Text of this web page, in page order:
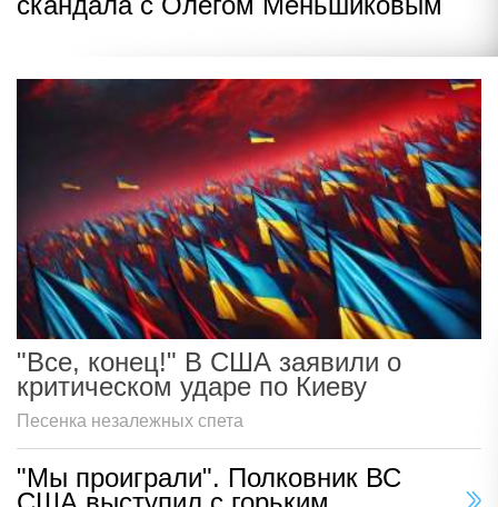
"Все, конец!" В США заявили о
критическом ударе по Киеву
Песенка незалежных спета
"Мы проиграли". Полковник ВС